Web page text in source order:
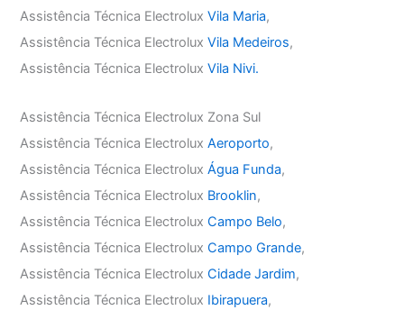
Assistência Técnica ElectroluxVila Maria,
Assistência Técnica ElectroluxVila Medeiros,
Assistência Técnica ElectroluxVila Nivi.
Assistência Técnica Electrolux Zona Sul
Assistência Técnica ElectroluxAeroporto,
Assistência Técnica ElectroluxÁgua Funda,
Assistência Técnica Electrolux Brooklin,
Assistência Técnica ElectroluxCampo Belo,
Assistência Técnica ElectroluxCampo Grande,
Assistência Técnica ElectroluxCidade Jardim,
Assistência Técnica Electrolux Ibirapuera,